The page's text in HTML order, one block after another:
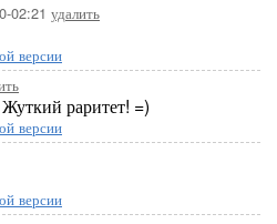
02:21 удалить
версии
раритет! =)
версии
версии